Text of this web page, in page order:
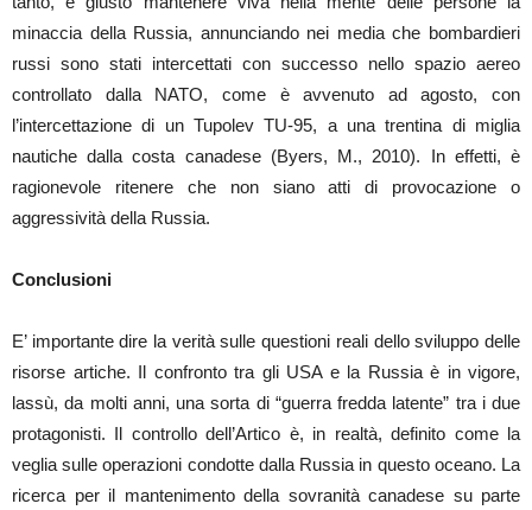
minaccia della Russia, annunciando nei media che bombardieri
russi sono stati intercettati con successo nello spazio aereo
controllato dalla NATO, come è avvenuto ad agosto, con
l’intercettazione di un Tupolev TU-95, a una trentina di miglia
nautiche dalla costa canadese (Byers, M., 2010). In effetti, è
ragionevole ritenere che non siano atti di provocazione o
aggressività della Russia.
Conclusioni
E’ importante dire la verità sulle questioni reali dello sviluppo delle
risorse artiche. Il confronto tra gli USA e la Russia è in vigore,
lassù, da molti anni, una sorta di “guerra fredda latente” tra i due
protagonisti. Il controllo dell’Artico è, in realtà, definito come la
veglia sulle operazioni condotte dalla Russia in questo oceano. La
ricerca per il mantenimento della sovranità canadese su parte